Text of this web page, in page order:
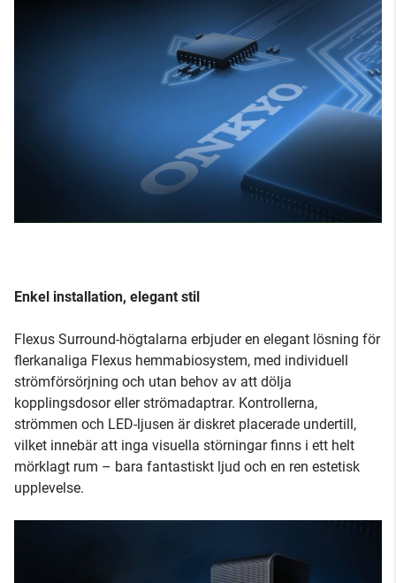
Enkel installation, elegant stil
Flexus Surround-högtalarna erbjuder en elegant lösning för
flerkanaliga Flexus hemmabiosystem, med individuell
strömförsörjning och utan behov av att dölja
kopplingsdosor eller strömadaptrar. Kontrollerna,
strömmen och LED-ljusen är diskret placerade undertill,
vilket innebär att inga visuella störningar finns i ett helt
mörklagt rum – bara fantastiskt ljud och en ren estetisk
upplevelse.